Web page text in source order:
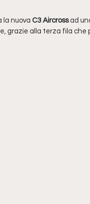
la nuova C3 Aircross ad
grazie alla terza fila che